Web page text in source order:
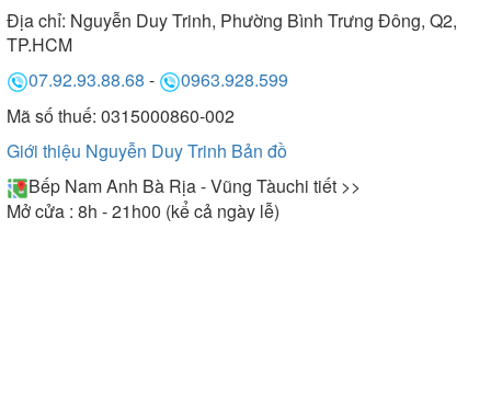
Địa chỉ: Nguyễn Duy Trinh, Phường Bình Trưng Đông, Q2,
TP.HCM
07.92.93.88.68 -
0963.928.599
Mã số thuế: 0315000860-002
Giới thiệu Nguyễn Duy Trinh Bản đồ
Bếp Nam Anh Bà Rịa - Vũng Tàuchi tiết >>
Mở cửa : 8h - 21h00 (kể cả ngày lễ)